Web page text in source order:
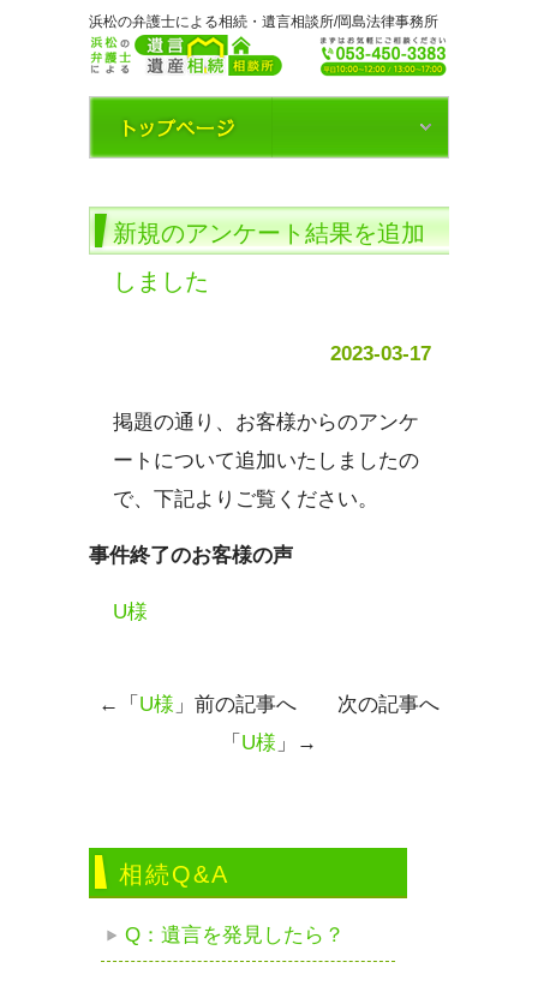
浜松の弁護士による相続・遺言相談所/岡島法律事務所
新規のアンケート結果を追加
しました
2023-03-17
掲題の通り、お客様からのアンケ
ートについて追加いたしましたの
で、下記よりご覧ください。
事件終了のお客様の声
U様
←「 U様 」前の記事へ 次の記事へ
「 U様 」→
相続Q&A
Q：遺言を発見したら？